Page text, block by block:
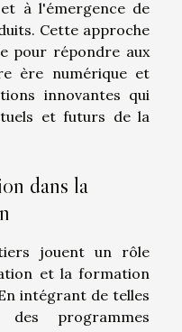
à l'émergence de
Cette approche
pour répondre aux
ère numérique et
innovantes qui
et futurs de la
dans la
jouent un rôle
et la formation
intégrant de telles
programmes